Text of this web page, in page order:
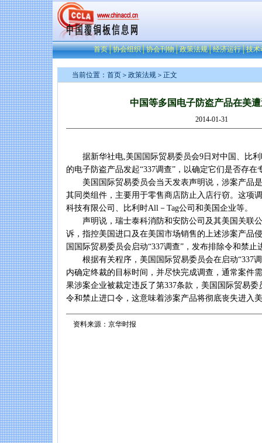
首页│协会组织│协会刊物│政策法规│经济运行│技术
当前位置： 首页 ＞ 政策法规 ＞正文
中国等多国电子防盗产品在美遭
2014-01-31
据新华社电,美国国际贸易委员会9日对中国、比利
的电子防盗产品发起“337调查”，以确定它们是否存在
美国国际贸易委员会当天发表声明说，涉案产品是
其同类组件，主要用于零售商店防止入店行窃。这项
科技有限公司、比利时All－Tag公司和美国企业等。
声明说，瑞士泰科消防和安防公司及其美国关联公
诉，指控美国进口及在美国市场销售的上述涉案产品
国国际贸易委员会启动“337调查”，发布排除令和禁止
根据有关程序，美国国际贸易委员会在启动“337调
内确定终裁的目标时间，并尽快完成调查，通常案件
果涉案企业被裁定违反了第337条款，美国国际贸易
令和禁止进口令，这意味着涉案产品将彻底丧失进入
资料来源：京华时报